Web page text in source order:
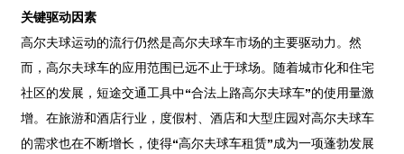
关键驱动因素
高尔夫球运动的流行仍然是高尔夫球车市场的主要驱动力。然
而，高尔夫球车的应用范围已远不止于球场。随着城市化和住宅
社区的发展，短途交通工具中“合法上路高尔夫球车”的使用量激
增。在旅游和酒店行业，度假村、酒店和大型庄园对高尔夫球车
的需求也在不断增长，使得“高尔夫球车租赁”成为一项蓬勃发展